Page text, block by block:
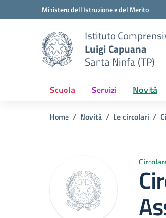
Vai ai contenuti
Vai al menu di navigazioneMinistero dell'Istruzione e del Merito
Istituto
Luigi Capuana
Santa Ninfa (TP)
Scuola Servizi Novità
Home Novità Le circolari